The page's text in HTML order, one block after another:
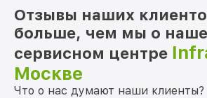
Отзывы наших
больше, чем мы о
сервисном центре
Москве
Что о нас думают наши клиенты?